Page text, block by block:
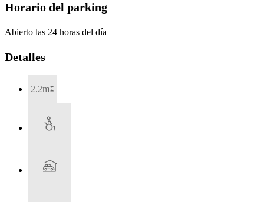
Horario del parking
Abierto las 24 horas del día
Detalles
2.2m